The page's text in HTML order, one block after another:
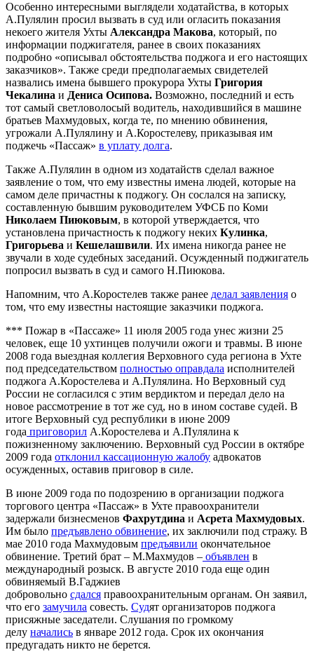
Особенно интересными выглядели ходатайства, в которых
А.Пулялин просил вызвать в суд или огласить показания
некоего жителя Ухты Александра Макова, который, по
информации поджигателя, ранее в своих показаниях
подробно «описывал обстоятельства поджога и его настоящих
заказчиков». Также среди предполагаемых свидетелей
назвались имена бывшего прокурора Ухты Григория
Чекалина и Дениса Осипова. Возможно, последний и есть
тот самый светловолосый водитель, находившийся в машине
братьев Махмудовых, когда те, по мнению обвинения,
угрожали А.Пулялину и А.Коростелеву, приказывая им
поджечь «Пассаж» в уплату долга.
Также А.Пулялин в одном из ходатайств сделал важное
заявление о том, что ему известны имена людей, которые на
самом деле причастны к поджогу. Он сослался на записку,
составленную бывшим руководителем УФСБ по Коми
Николаем Пиюковым, в которой утверждается, что
установлена причастность к поджогу неких Кулинка,
Григорьева и Кешелашвили. Их имена никогда ранее не
звучали в ходе судебных заседаний. Осужденный поджигатель
попросил вызвать в суд и самого Н.Пиюкова.
Напомним, что А.Коростелев также ранее делал заявления о
том, что ему известны настоящие заказчики поджога.
*** Пожар в «Пассаже» 11 июля 2005 года унес жизни 25
человек, еще 10 ухтинцев получили ожоги и травмы. В июне
2008 года выездная коллегия Верховного суда региона в Ухте
под председательством полностью оправдала исполнителей
поджога А.Коростелева и А.Пулялина. Но Верховный суд
России не согласился с этим вердиктом и передал дело на
новое рассмотрение в тот же суд, но в ином составе судей. В
итоге Верховный суд республики в июне 2009
года приговорил А.Коростелева и А.Пулялина к
пожизненному заключению. Верховный суд России в октябре
2009 года отклонил кассационную жалобу адвокатов
осужденных, оставив приговор в силе.
В июне 2009 года по подозрению в организации поджога
торгового центра «Пассаж» в Ухте правоохранители
задержали бизнесменов Фахрутдина и Асрета Махмудовых.
Им было предъявлено обвинение, их заключили под стражу. В
мае 2010 года Махмудовым предъявили окончательное
обвинение. Третий брат – М.Махмудов – объявлен в
международный розыск. В августе 2010 года еще один
обвиняемый В.Гаджиев
добровольно сдался правоохранительным органам. Он заявил,
что его замучила совесть. Судят организаторов поджога
присяжные заседатели. Слушания по громкому
делу начались в январе 2012 года. Срок их окончания
предугадать никто не берется.